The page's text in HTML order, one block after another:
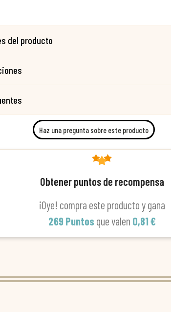
del producto
Haz una pregunta sobre este producto
Obtener puntos de recompensa
¡Oye! compra este producto y gana
269 Puntos que valen 0,81 €